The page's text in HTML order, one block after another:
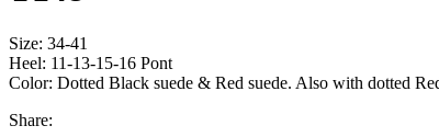
Size: 34-41
Heel: 11-13-15-16 Pont
Color: Dotted Black suede & Red suede. Also with dotted
Share: